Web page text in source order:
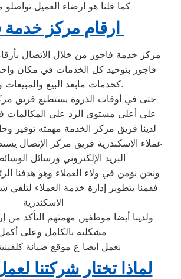
كما قلنا هو ارضاء العميل تواصلو
مركز خدمة فاجور من خلال الاتصال
فاجور بتوحيد كل الخدمات في مكان
كخدمات مابعد البيع والمبيعات والشكاوي.
حتى في أوقات الذروة يستطيع فريق
على أعلى مستوى الرد على المكالمات في
لدينا فريق مركز الخدمة مهمته توفير
عملاء الاسكندرية فريق مركز الإتصال
البريد الإلكتروني ورسائل
ونحن نؤمن في ولاء العملاء وهو هدفنا
فقمنا بتطوير إدارة خدمة العملاء لتلقي
الاسكندرية
ولدينا أيضا موظفين مهمتهم التأكد من
مشكلته بالكامل وعلى
نعمل ايضا ع موقع صيانة
لماذا تختار شركتنا